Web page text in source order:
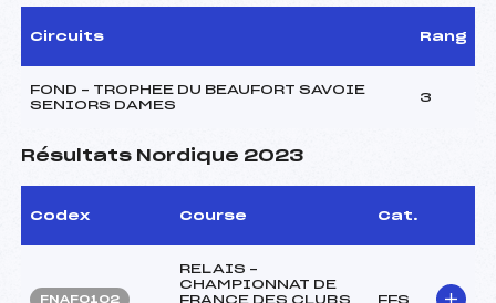
Circuits Rang
FOND – TROPHEE DU BEAUFORT SAVOIE
SENIORS DAMES
3
Résultats Nordique 2023
Codex Course Cat.
FNAF0102
RELAIS –
CHAMPIONNAT DE
FRANCE DES CLUBS
FFS